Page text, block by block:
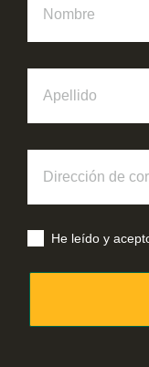
correo
electrónico
He leído y